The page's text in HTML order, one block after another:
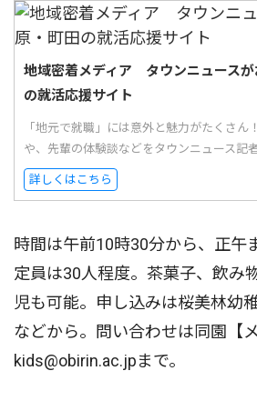
地域密着メディア タウンニュースが
の就活応援サイト
「地元で就職」には意外と魅力がたくさん
や、先輩の体験談などをタウンニュース記
詳しくはこちら
時間は午前10時30分から、正午
定員は30人程度。茶菓子、飲み
児も可能。申し込みは桜美林幼
などから。問い合わせは同園【
kids@obirin.ac.jpまで。